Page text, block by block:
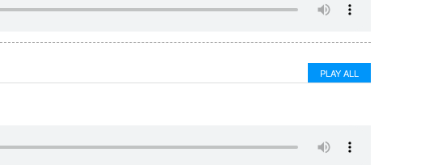
PLAY ALL